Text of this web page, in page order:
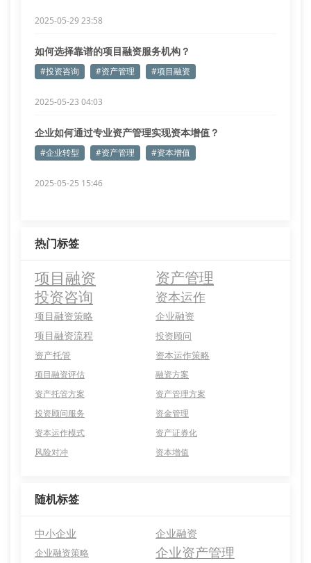
2025-05-29 23:58
如何选择靠谱的项目融资服务机构？
#投资咨询 #资产管理 #项目融资
2025-05-23 04:03
企业如何通过专业资产管理实现资本增值？
#企业转型 #资产管理 #资本增值
2025-05-25 15:46
热门标签
项目融资 资产管理
投资咨询 资本运作
项目融资策略
企业融资
项目融资流程
投资顾问
资产托管
资本运作策略
项目融资评估
融资方案
资产托管方案
资产管理方案
投资顾问服务
资金管理
资本运作模式
资产证券化
风险对冲
资本增值
随机标签
中小企业 企业融资
企业融资策略 企业资产管理